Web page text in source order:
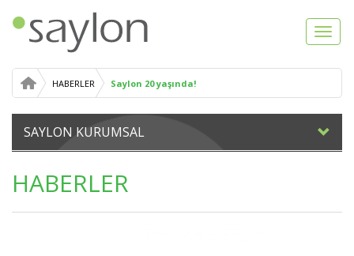
HABERLER Saylon 20 yaşında!
SAYLON KURUMSAL
HABERLER